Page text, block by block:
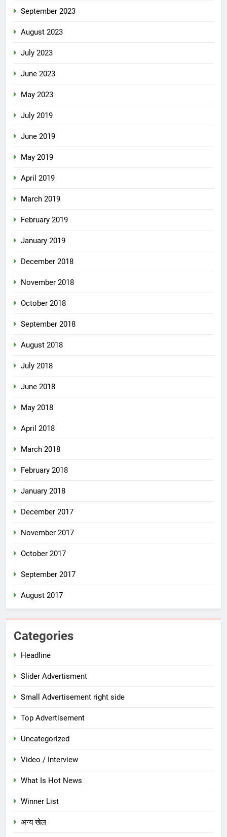
September 2023
August 2023
July 2023
June 2023
May 2023
July 2019
June 2019
May 2019
April 2019
March 2019
February 2019
January 2019
December 2018
November 2018
October 2018
September 2018
August 2018
July 2018
June 2018
May 2018
April 2018
March 2018
February 2018
January 2018
December 2017
November 2017
October 2017
September 2017
August 2017
Categories
Headline
Slider Advertisment
Small Advertisement right side
Top Advertisement
Uncategorized
Video / Interview
What Is Hot News
Winner List
अन्य खेल